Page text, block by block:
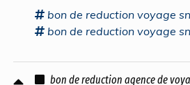
bon de reduction voyage
bon de reduction voyage
bon de reduction agence de